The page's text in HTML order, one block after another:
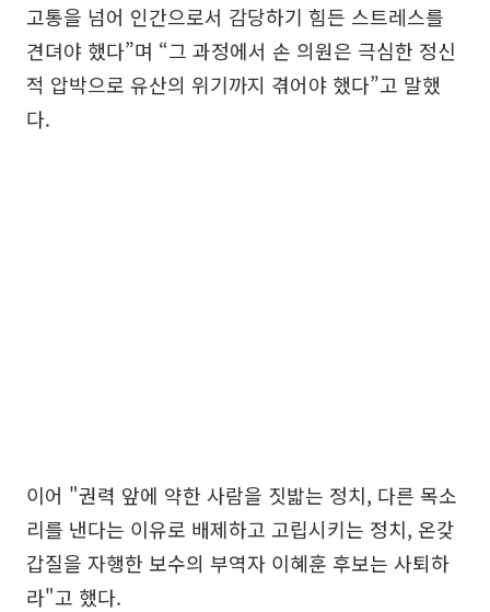
고통을 넘어 인간으로서 감당하기 힘든 스트레스를
견뎌야 했다”며 “그 과정에서 손 의원은 극심한 정신
적 압박으로 유산의 위기까지 겪어야 했다”고 말했
다.
이어 "권력 앞에 약한 사람을 짓밟는 정치, 다른 목소
리를 낸다는 이유로 배제하고 고립시키는 정치, 온갖
갑질을 자행한 보수의 부역자 이혜훈 후보는 사퇴하
라"고 했다.